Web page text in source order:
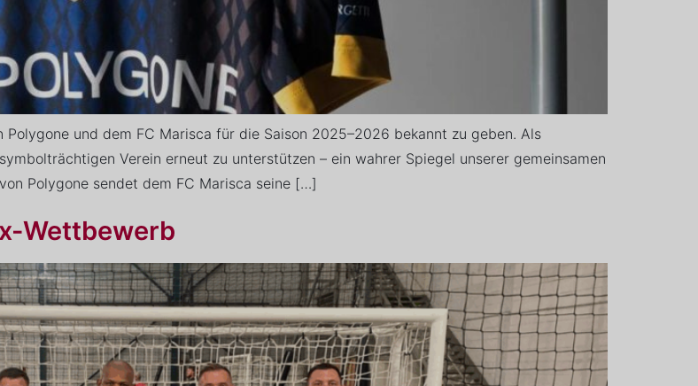
und dem FC Marisca für die Saison 2025–2026 bekannt zu geben. Als
Verein erneut zu unterstützen – ein wahrer Spiegel unserer gemeinsamen
Polygone sendet dem FC Marisca seine […]
Wettbewerb